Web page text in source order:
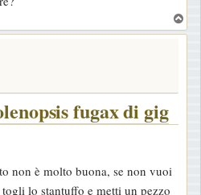
o
fugax di gig
non è molto buona, se non vuoi
lo stantuffo e metti un pezzo